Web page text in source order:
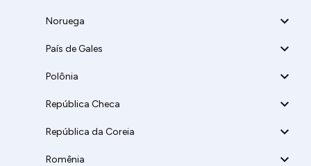
Noruega
País de Gales
Polônia
República Checa
República da Coreia
Romênia